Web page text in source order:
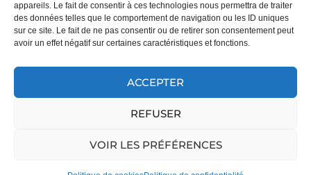
appareils. Le fait de consentir à ces technologies nous permettra de traiter
des données telles que le comportement de navigation ou les ID uniques
sur ce site. Le fait de ne pas consentir ou de retirer son consentement peut
avoir un effet négatif sur certaines caractéristiques et fonctions.
ACCEPTER
REFUSER
VOIR LES PRÉFÉRENCES
marketing et activer ce contenu
Inscrivez-vous à notre infolettre
Site officiel des Super Recycleurs2026